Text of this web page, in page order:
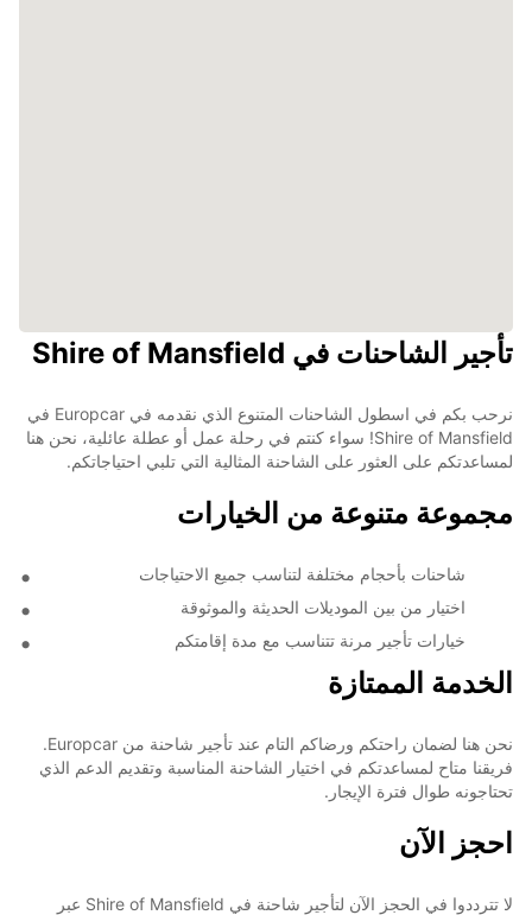
تأجير الشاحنات في Shire of Mansfield
نرحب بكم في اسطول الشاحنات المتنوع الذي نقدمه في Europcar في
Shire of Mansfield! سواء كنتم في رحلة عمل أو عطلة عائلية، نحن هنا
لمساعدتكم على العثور على الشاحنة المثالية التي تلبي احتياجاتكم.
مجموعة متنوعة من الخيارات
شاحنات بأحجام مختلفة لتناسب جميع الاحتياجات
اختيار من بين الموديلات الحديثة والموثوقة
خيارات تأجير مرنة تتناسب مع مدة إقامتكم
الخدمة الممتازة
نحن هنا لضمان راحتكم ورضاكم التام عند تأجير شاحنة من Europcar.
فريقنا متاح لمساعدتكم في اختيار الشاحنة المناسبة وتقديم الدعم الذي
تحتاجونه طوال فترة الإيجار.
احجز الآن
لا تترددوا في الحجز الآن لتأجير شاحنة في Shire of Mansfield عبر